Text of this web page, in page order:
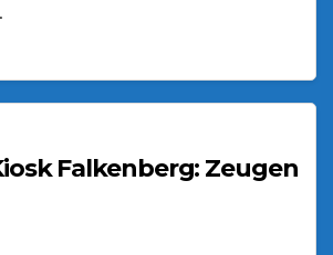
Falkenberg: Zeugen